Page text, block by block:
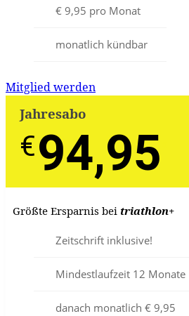
€ 9,95 pro Monat
monatlich kündbar
Mitglied werden
Jahresabo
€94,95
Größte Ersparnis bei triathlon+
Zeitschrift inklusive!
Mindestlaufzeit 12 Monate
danach monatlich € 9,95